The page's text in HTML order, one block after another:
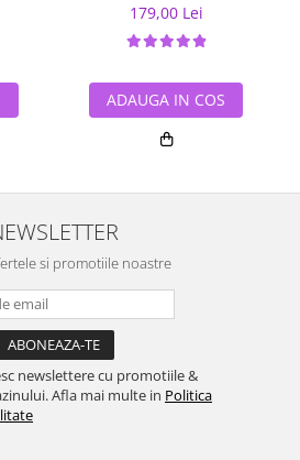
179,00 Lei
ADAUGA IN COS
si promotiile noastre
newslettere cu promotiile &
Afla mai multe in Politica